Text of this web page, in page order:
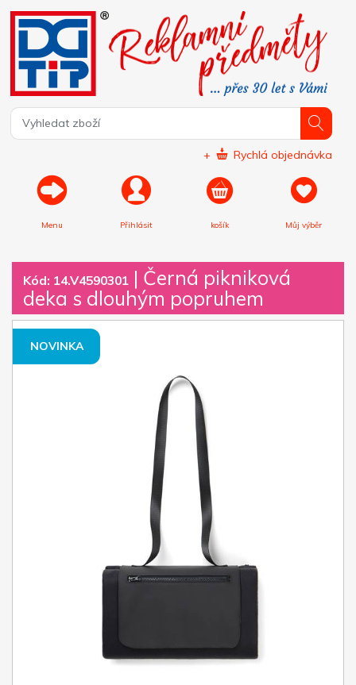
+ Rychlá objednávka
Menu Přihlásit košík Můj výběr
Kód: 14.V4590301 | Černá pikniková
deka s dlouhým popruhem
NOVINKA